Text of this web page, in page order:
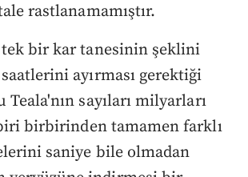
rastlanamamıştır.
bir kar tanesinin şeklini
ayırması gerektiği
sayıları milyarları
birbirinden tamamen farklı
saniye bile olmadan